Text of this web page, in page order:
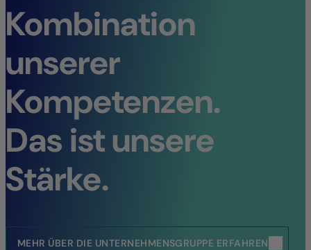
Kombination
unserer
Kompetenzen.
Das ist unsere
Stärke.
MEHR ÜBER DIE UNTERNEHMENSGRUPPE ERFAHREN